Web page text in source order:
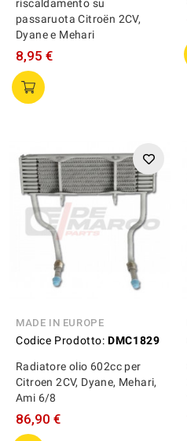
riscaldamento su
passaruota Citroën 2CV,
Dyane e Mehari
8,95 €
MADE IN EUROPE
Codice Prodotto: DMC1829
Radiatore olio 602cc per
Citroen 2CV, Dyane, Mehari,
Ami 6/8
86,90 €